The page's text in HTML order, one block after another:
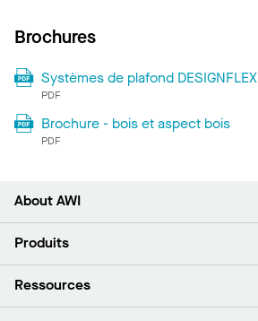
Brochures
Systèmes de plafond DESIGNFLEX
PDF
Brochure - bois et aspect bois
PDF
About AWI
À propos de nous
Espace presse
Développement durable
Produits
Plafonds
Ressources